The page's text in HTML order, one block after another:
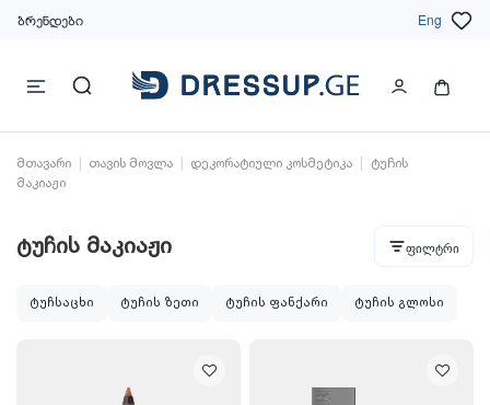
ბრენდები Eng
მთავარი თავის მოვლა დეკორატიული კოსმეტიკა
ტუჩის
მაკიაჟი
ტუჩის მაკიაჟი ფილტრი
ტუჩსაცხი ტუჩის ზეთი ტუჩის ფანქარი ტუჩის გლოსი